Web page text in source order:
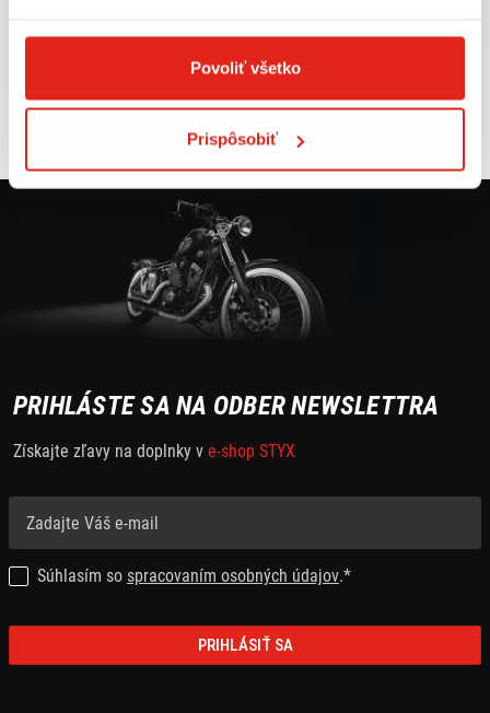
Povoliť všetko
Prispôsobiť
PRIHLÁSTE SA NA ODBER NEWSLETTRA
Získajte zľavy na doplnky v e-shop STYX
Súhlasím so spracovaním osobných údajov.*
PRIHLÁSIŤ SA